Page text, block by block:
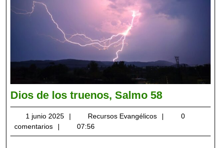
Dios de los truenos, Salmo 58Dios
de
los
truenos,
1 junio 2025
junio
2025
Recursos Evangélicos
Recursos
0
comentarios
07:56